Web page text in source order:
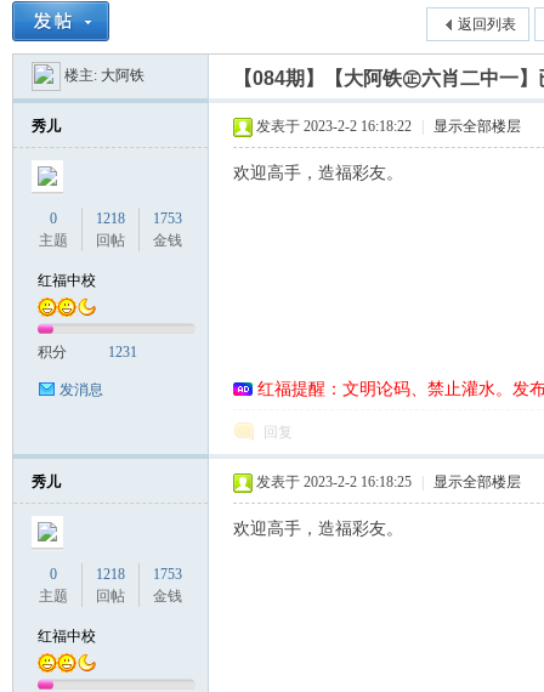
» ›
返回列表
楼主: 大阿铁 【084期】【大阿铁㊣六肖二中一】
秀儿
0
主题
1218
回帖
1753
金钱
红福中校
积分 1231
发消息
发表于 2023-2-2 16:18:22 显示全部楼层
欢迎高手，造福彩友。
红福提醒：文明论码、禁止灌水。发
回复
秀儿
0
主题
1218
回帖
1753
金钱
红福中校
发表于 2023-2-2 16:18:25 显示全部楼层
欢迎高手，造福彩友。